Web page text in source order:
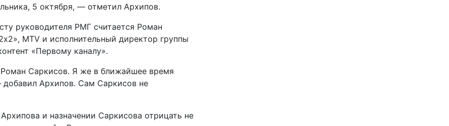
5 октября, — отметил Архипов.
руководителя РМГ считается Роман
MTV и исполнительный директор группы
«Первому каналу».
Саркисов. Я же в ближайшее время
Архипов. Сам Саркисов не
и назначении Саркисова отрицать не